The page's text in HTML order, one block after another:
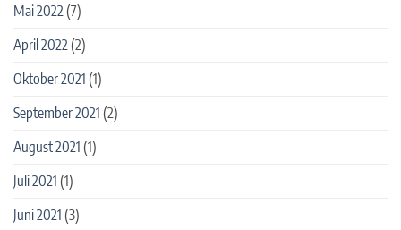
Mai 2022 (7)
April 2022 (2)
Oktober 2021 (1)
September 2021 (2)
August 2021 (1)
Juli 2021 (1)
Juni 2021 (3)